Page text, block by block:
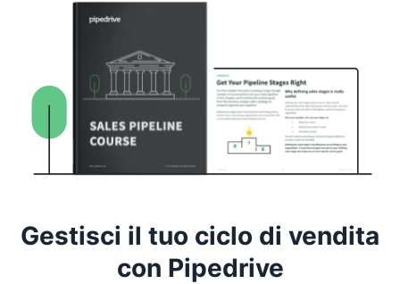
Gestisci il tuo ciclo di vendita
con Pipedrive